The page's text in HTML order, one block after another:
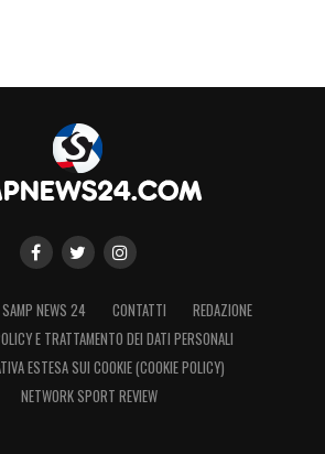
SAMP NEWS 24 CONTATTI
REDAZIONE
E TRATTAMENTO DEI DATI PERSONALI
ESTESA SUI COOKIE (COOKIE POLICY)
NETWORK SPORT REVIEW